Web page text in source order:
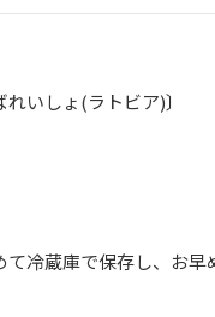
いしょ(ラトビア)〕
冷蔵庫で保存し、お早